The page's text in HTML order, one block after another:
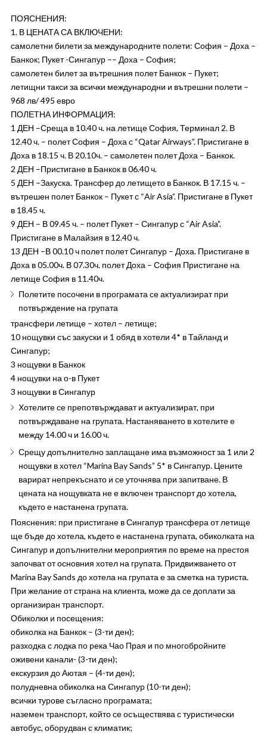
ПОЯСНЕНИЯ:
1. В ЦЕНАТА СА ВКЛЮЧЕНИ:
самолетни билети за международните полети: София – Доха –
Банкок; Пукет -Сингапур –– Доха – София;
самолетен билет за вътрешния полет Банкок – Пукет;
летищни такси за всички международни и вътрешни полети –
968 лв/ 495 евро
ПОЛЕТНА ИНФОРМАЦИЯ:
1 ДЕН –Среща в 10.40 ч. на летище София, Терминал 2. В
12.40 ч. – полет София – Доха с “Qatar Airways”. Пристигане в
Доха в 18.15 ч. В 20.10ч. – самолетен полет Доха – Банкок.
2 ДЕН –Пристигане в Банкок в 06.40 ч.
5 ДЕН –Закуска. Трансфер до летището в Банкок. В 17.15 ч. –
вътрешен полет Банкок – Пукет с “Air Asia”. Пристигане в Пукет
в 18.45 ч.
9 ДЕН – В 09.45 ч. – полет Пукет – Сингапур с “Air Asia”.
Пристигане в Малайзия в 12.40 ч.
13 ДЕН –В 00.10 ч полет полет Сингапур – Доха. Пристигане в
Доха в 05.00ч. В 07.30ч. полет Доха – София Пристигане на
летище София в 11.40ч.
Полетите посочени в програмата се актуализират при
потвърждение на групата
трансфери летище – хотел – летище;
10 нощувки със закуски и 1 обяд в хотели 4* в Тайланд и
Сингапур;
3 нощувки в Банкок
4 нощувки на о-в Пукет
3 нощувки в Сингапур
Хотелите се препотвърждават и актуализират, при
потвърждаване на групата. Настаняването в хотелите е
между 14.00 ч и 16.00 ч.
Срещу допълнително заплащане има възможност за 1 или 2
нощувки в хотел “Marina Bay Sands” 5* в Сингапур. Цените
варират непрекъснато и се уточнява при запитване. В
цената на нощувката не е включен транспорт до хотела,
където е настанена групата.
Пояснения: при пристигане в Сингапур трансфера от летище
ще бъде до хотела, където е настанена групата, обиколката на
Сингапур и допълнителни мероприятия по време на престоя
започват от основния хотел на групата. Придвижването от
Marina Bay Sands до хотела на групата е за сметка на туриста.
При желание от страна на клиента, може да се доплати за
организиран транспорт.
Обиколки и посещения:
обиколка на Банкок – (3-ти ден);
разходка с лодка по река Чао Прая и по многобройните
оживени канали- (3-ти ден);
екскурзия до Аютая – (4-ти ден);
полудневна обиколка на Сингапур (10-ти ден);
всички турове съгласно програмата;
наземен транспорт, който се осъществява с туристически
автобус, оборудван с климатик;